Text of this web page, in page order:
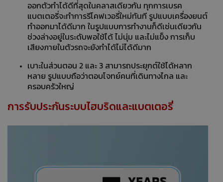
ออกตัวทําได้ดีที่สุดในคลาสเดียวกัน ทุกการเบรค
แบตเตอรี่จะทําการรีโคฟเวอรี่ใหม่ทันที รูปแบบเครื่องยนต์
ทําออกมาได้ดีมาก ในรูปแบบการทํางานก็ดีเช่นเดียวกัน
ช่วงล่างอยู่ในระดับพอใช้ได้ ไม่นุ่ม และไม่แข็ง การเก็บ
เสียงภายในตัวรถจะยังทําได้ไม่ได้ดีมาก
เบาะในส่วนตอน 2 และ 3 สามารถประยุกต์ใช้ได้หลาก
หลาย รูปแบบถือว่าตอบโจทย์คนที่เดินทางไกล และ
ครอบครัวใหญ่
การรับประกันระบบไฮบริดและแบตเตอรี่